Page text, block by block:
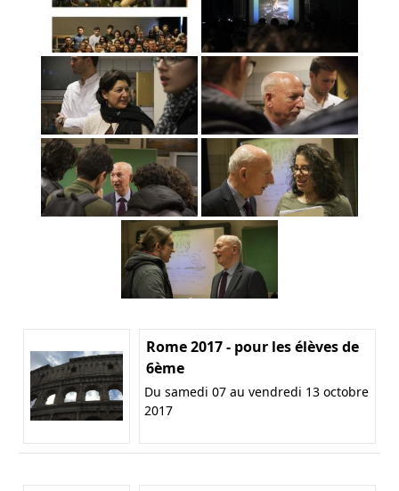
Rome 2017 - pour les élèves de
6ème
Du samedi 07 au vendredi 13 octobre
2017